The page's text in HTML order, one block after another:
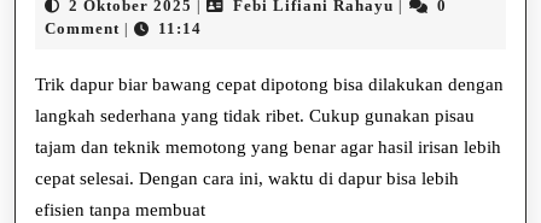
Biar
Bawang
Cepat
Dipotong
dengan
2 Oktober 2025 2
Oktober
| Febi Lifiani Rahayu Febi
|
0
Comment | 11:14
Trik dapur biar bawang cepat dipotong bisa dilakukan dengan
langkah sederhana yang tidak ribet. Cukup gunakan pisau
tajam dan teknik memotong yang benar agar hasil irisan lebih
cepat selesai. Dengan cara ini, waktu di dapur bisa lebih
efisien tanpa membuat